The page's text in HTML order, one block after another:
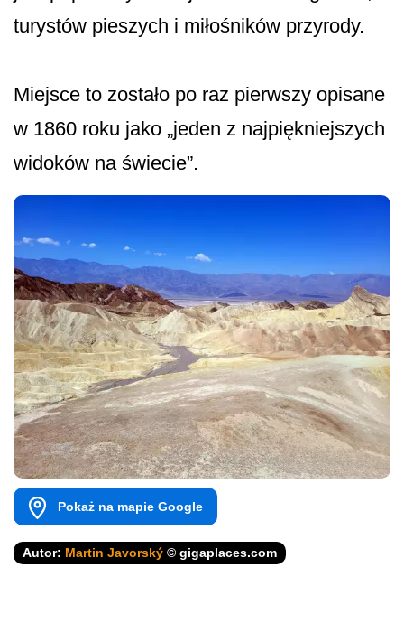
turystów pieszych i miłośników przyrody.
Miejsce to zostało po raz pierwszy opisane
w 1860 roku jako „jeden z najpiękniejszych
widoków na świecie”.
Pokaż na mapie Google
Autor: Martin Javorský © gigaplaces.com